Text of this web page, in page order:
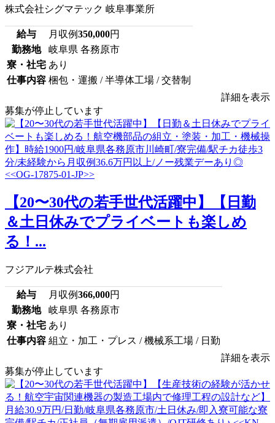
株式会社シグマテック 岐阜事業所
給与 月収例350,000円
勤務地
岐阜県 各務原市
寮・社宅 あり
仕事内容 梱包・運搬 / 半導体工場 / 交替制
詳細を表示
募集が停止しています
【20〜30代の若手世代活躍中】【日勤
＆土日休みでプライベートも楽しめ
る！...
フジアルテ株式会社
給与 月収例366,000円
勤務地
岐阜県 各務原市
寮・社宅 あり
仕事内容 組立・加工・プレス / 機械系工場 / 日勤
詳細を表示
募集が停止しています